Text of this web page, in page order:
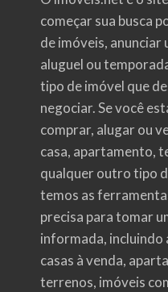
começar sua busca
de imóveis, anunciar
aluguel ou
tipo de imóvel que
negociar. Se você
comprar, alugar ou
casa, apartamento,
qualquer outro tipo
temos as
precisa para tomar
informada, incluindo
casas à venda,
terrenos, imóveis